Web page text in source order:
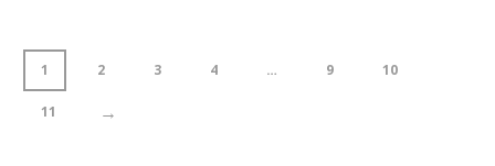
1 2 3 4 … 9 10
11 →